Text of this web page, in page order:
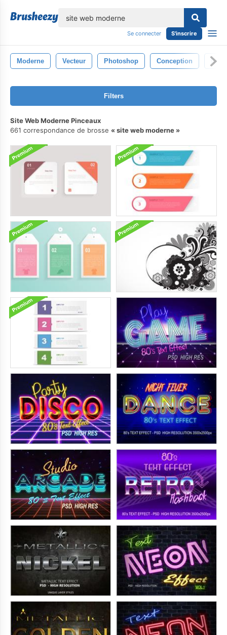
Se connecter S'inscrire
Moderne Vecteur Photoshop Conception Isolé
Filters
Site Web Moderne Pinceaux
661 correspondance de brosse
site web moderne